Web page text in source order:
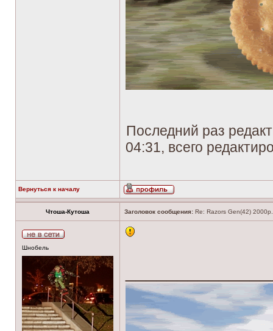
Последний раз
04:31, всего
Вернуться к началу
Чтоша-Кутоша Заголовок сообщения: Re: Razors Gen(42)
Шнобель